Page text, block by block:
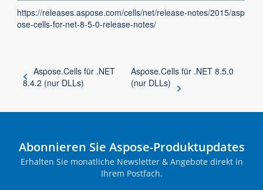
https://releases.aspose.com/cells/net/release-notes/2015/asp
ose-cells-for-net-8-5-0-release-notes/
Aspose.Cells für .NET
8.4.2 (nur DLLs)
Aspose.Cells für .NET 8.5.0
(nur DLLs)
Abonnieren Sie Aspose-Produktupdates
Erhalten Sie monatliche Newsletter & Angebote direkt in
Ihrem Postfach.